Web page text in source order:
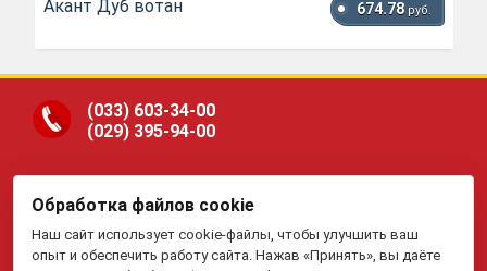
Акант Дуб вотан 674.78 руб.
(033) 603-34-00
(029) 395-94-00
Платонова, 22-204. В торговом реестре с 19 января 2015 г.
Регистрация №191081534, 05.11.2008, Мингорисполком.
Рассмотрение обращений потребителей, телефон
Обработка файлов cookie
Наш сайт использует cookie-файлы, чтобы улучшить ваш
опыт и обеспечить работу сайта. Нажав «Принять», вы даёте